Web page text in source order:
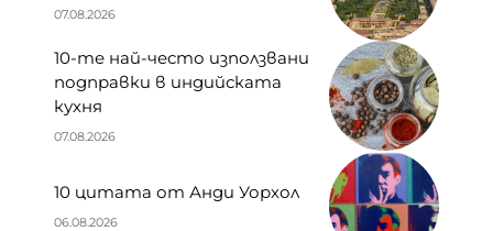
07.08.2026
10-те най-често използвани
подправки в индийската
кухня
07.08.2026
10 цитата от Анди Уорхол
06.08.2026